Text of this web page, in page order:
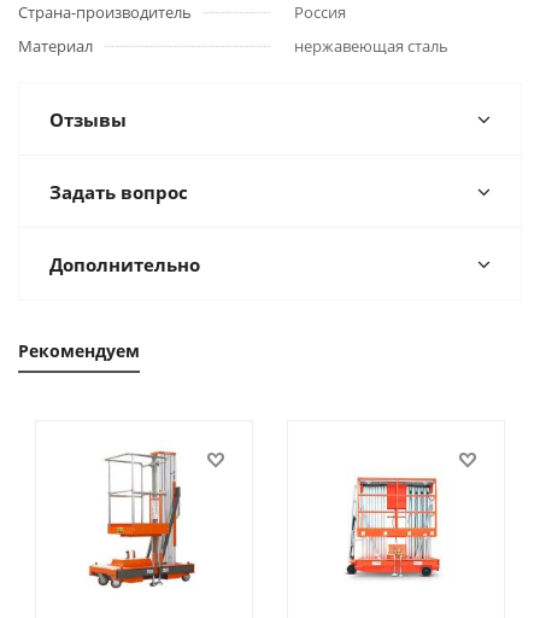
Страна-производитель
Россия
Материал
нержавеющая сталь
Отзывы
Задать вопрос
Дополнительно
Рекомендуем